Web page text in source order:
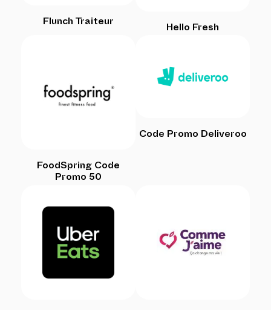
Flunch Traiteur
Hello Fresh
FoodSpring Code
Promo 50
Code Promo Deliveroo